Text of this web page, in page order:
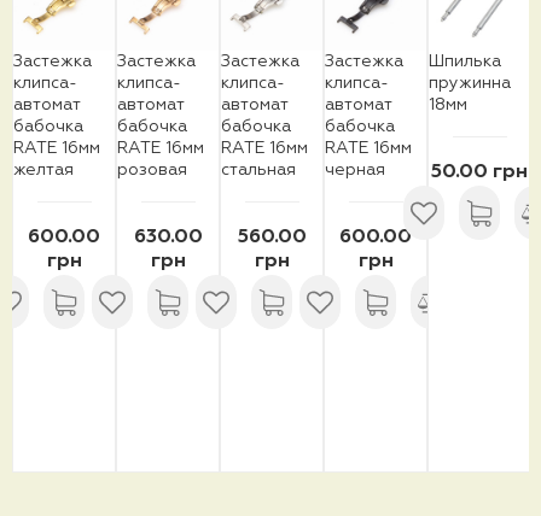
Застежка
клипса-
автомат
бабочка
RATE 16мм
желтая
600.00
грн
Застежка
клипса-
автомат
бабочка
RATE 16мм
розовая
630.00
грн
Застежка
клипса-
автомат
бабочка
RATE 16мм
стальная
560.00
грн
Застежка
клипса-
автомат
бабочка
RATE 16мм
черная
600.00
грн
Шпилька
пружинна
18мм
50.00 грн